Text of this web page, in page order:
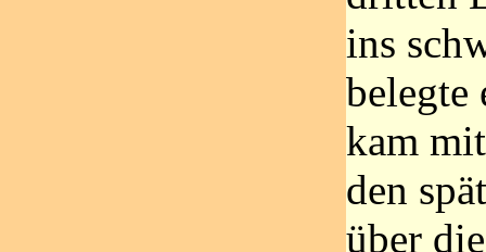
ins
belegte
kam
den
über